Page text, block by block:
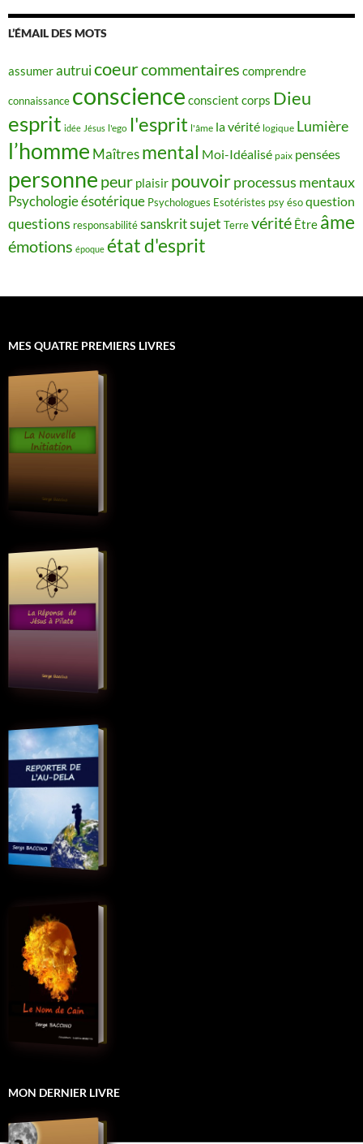
L’ÉMAIL DES MOTS
assumerautruicoeurcommentaires comprendre
connaissance conscience conscient corps Dieu
esprit idée Jésus l'ego l'esprit l'âme la vérité logique Lumière
l’homme Maîtres mental Moi-Idéalisé paix pensées
personne peur plaisir pouvoirprocessus mentaux
Psychologie ésotérique Psychologues Esotéristes psy ésoquestion
questions responsabilitésanskritsujet Terrevérité Être âme
émotions époque état d'esprit
MES QUATRE PREMIERS LIVRES
MON DERNIER LIVRE